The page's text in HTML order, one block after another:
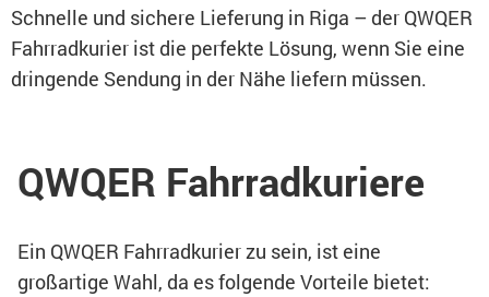
Schnelle und sichere Lieferung in Riga – der QWQER
Fahrradkurier ist die perfekte Lösung, wenn Sie eine
dringende Sendung in der Nähe liefern müssen.
QWQER Fahrradkuriere
Ein QWQER Fahrradkurier zu sein, ist eine
großartige Wahl, da es folgende Vorteile bietet: